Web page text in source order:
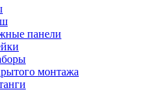
панели
монтажа